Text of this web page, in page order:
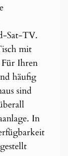
Sat-TV.
mit
Für Ihren
häufig
sind
In